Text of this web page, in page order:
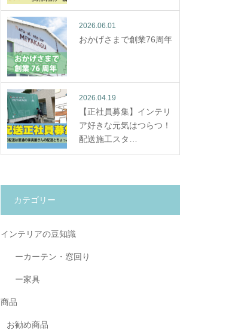
2026.06.01
おかげさまで創業76周年
2026.04.19
【正社員募集】インテリ
ア好きな元気はつらつ！
配送施工スタ…
カテゴリー
インテリアの豆知識
ーカーテン・窓回り
ー家具
商品
お勧め商品